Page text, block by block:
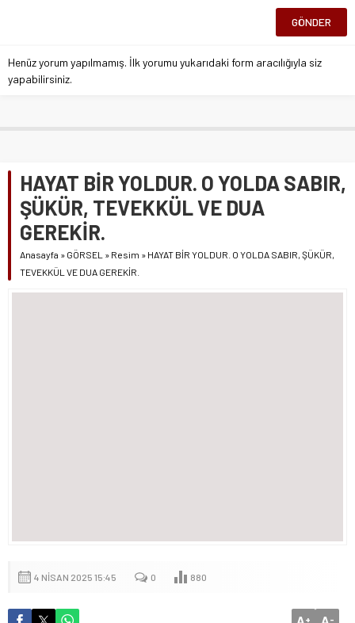
Henüz yorum yapılmamış. İlk yorumu yukarıdaki form aracılığıyla siz
yapabilirsiniz.
HAYAT BİR YOLDUR. O YOLDA SABIR,
ŞÜKÜR, TEVEKKÜL VE DUA
GEREKİR.
Anasayfa » GÖRSEL » Resim » HAYAT BİR YOLDUR. O YOLDA SABIR, ŞÜKÜR,
TEVEKKÜL VE DUA GEREKİR.
4 NISAN 2025 15:45 0 880
+ -